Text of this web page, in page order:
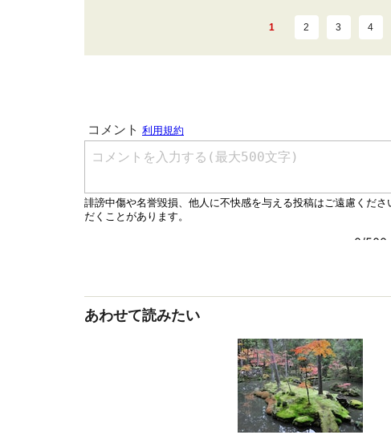
1 2 3 4
あわせて読みたい